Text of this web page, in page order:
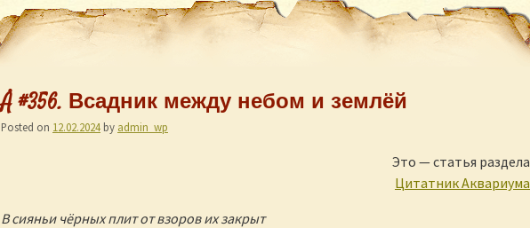
Å #356. Всадник между небом и землёй
Posted on 12.02.2024 by admin_wp
Это — статья раздела
Цитатник Аквариума
В сияньи чёрных плит от взоров их закрыт